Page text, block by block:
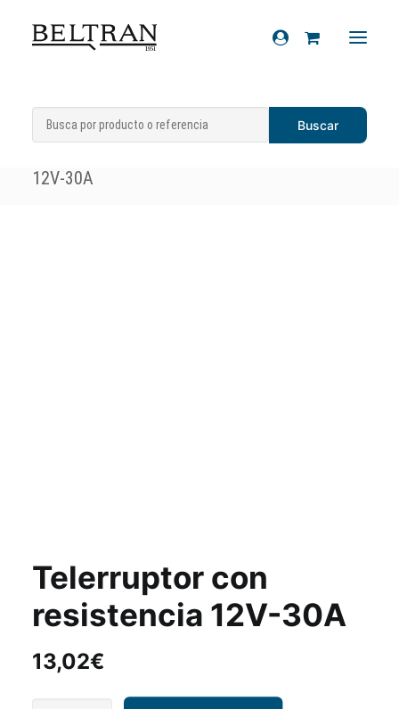
Recambios
Cascos
Inicio Recambios » Sistema eléctrico
»
Telerruptores»Telerruptor con resistencia
12V-30A
Telerruptor con
resistencia 12V-30A
13,02€